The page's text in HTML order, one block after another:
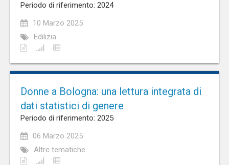
Periodo di riferimento: 2024
10 Marzo 2025
Edilizia
Donne a Bologna: una lettura integrata di
dati statistici di genere
Periodo di riferimento: 2025
06 Marzo 2025
Altre tematiche